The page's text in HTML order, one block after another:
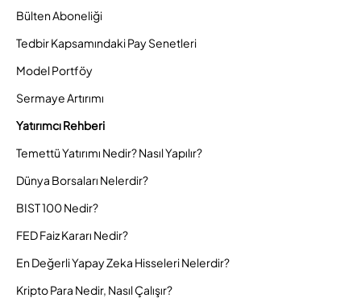
Bülten Aboneliği
Tedbir Kapsamındaki Pay Senetleri
Model Portföy
Sermaye Artırımı
Yatırımcı Rehberi
Temettü Yatırımı Nedir? Nasıl Yapılır?
Dünya Borsaları Nelerdir?
BIST 100 Nedir?
FED Faiz Kararı Nedir?
En Değerli Yapay Zeka Hisseleri Nelerdir?
Kripto Para Nedir, Nasıl Çalışır?